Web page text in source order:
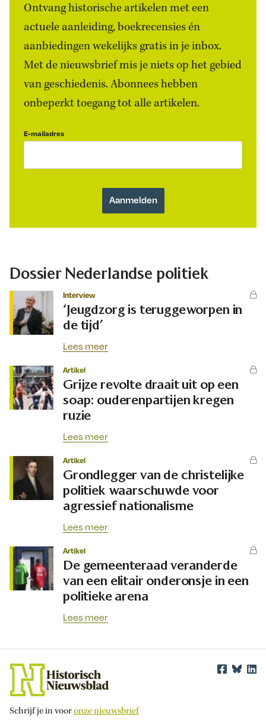
Ontvang historische artikelen met een
actuele aanleiding, boekrecensies én
aanbiedingen wekelijks gratis in je inbox.
Met de nieuwsbrief mis je niets op het gebied
van geschiedenis. Abonnees hebben
onbeperkt toegang tot alle artikelen.
E-mailadres
Dossier Nederlandse politiek
Interview
‘Jeugdzorg is teruggeworpen in
de tijd’
Lees meer
Artikel
Grijze revolte draait uit op een
soap: ouderenpartijen kregen
ruzie
Lees meer
Artikel
Grondlegger van de christelijke
politiek waarschuwde voor
agressief nationalisme
Lees meer
Artikel
De gemeenteraad veranderde
van een elitair onderonsje in een
politieke arena
Lees meer
Schrijf je in vooronze nieuwsbrief